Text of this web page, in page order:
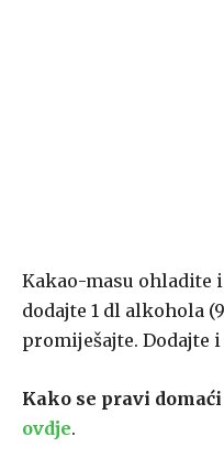
Kakao-masu ohladite
dodajte 1 dl alkohola
promiješajte. Dodajte
Kako se pravi
ovdje.